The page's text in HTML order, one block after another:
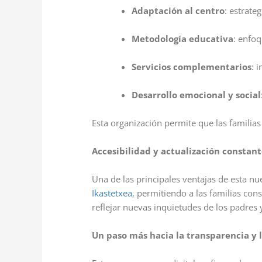
Adaptación al centro:
Metodología educativa:
Servicios complementarios:
Desarrollo emocional y social
Esta organización permite que las
Accesibilidad y actualización
Una de las principales ventajas de esta
Ikastetxea, permitiendo a las familias
reflejar nuevas inquietudes de los
Un paso más hacia la transparencia y